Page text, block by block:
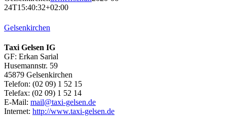
24T15:40:32+02:00
Gelsenkirchen
Taxi Gelsen IG
GF: Erkan Sarial
Husemannstr. 59
45879 Gelsenkirchen
Telefon: (02 09) 1 52 15
Telefax: (02 09) 1 52 14
E-Mail: mail@taxi-gelsen.de
Internet: http://www.taxi-gelsen.de